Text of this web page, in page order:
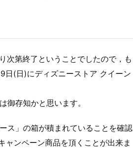
次第終了ということでしたので，も
日(日)にディズニーストア クイーン
存知かと思います。
ス」の箱が積まれていることを確認
ンペーン商品を頂くことが出来ま